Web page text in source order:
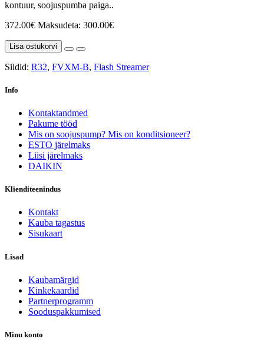
kontuur, soojuspumba paiga..
372.00€ Maksudeta: 300.00€
Lisa ostukorvi
Sildid: R32, FVXM-B, Flash Streamer
Info
Kontaktandmed
Pakume tööd
Mis on soojuspump? Mis on konditsioneer?
ESTO järelmaks
Liisi järelmaks
DAIKIN
Klienditeenindus
Kontakt
Kauba tagastus
Sisukaart
Lisad
Kaubamärgid
Kinkekaardid
Partnerprogramm
Sooduspakkumised
Minu konto